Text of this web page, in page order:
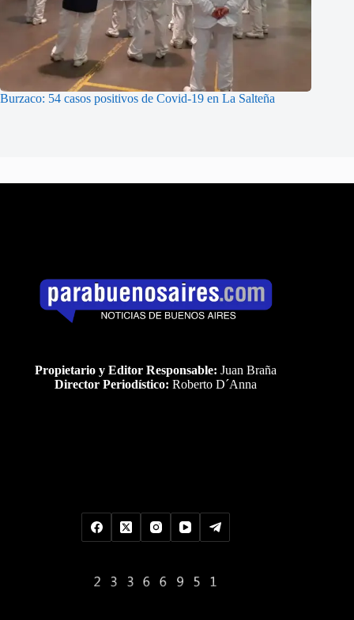
Burzaco: 54 casos positivos de Covid-19 en La Salteña
Propietario y Editor Responsable: Juan Braña
Director Periodístico: Roberto D´Anna